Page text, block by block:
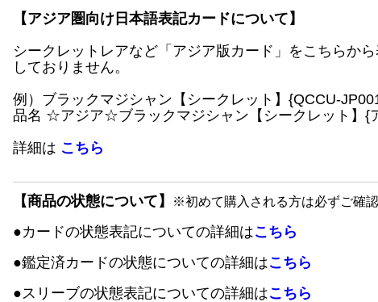
【アジア圏向け日本語表記カードについて】
シークレットレアなど「アジア版カード」をこちらか
しておりません。
例）ブラックマジシャン【シークレット】{QCCU-
品名 ☆アジア☆ブラックマジシャン【シークレット】{
詳細は こちら
【商品の状態について】 ※初めて購入される方は必ずご確認
●カードの状態表記についての詳細はこちら
●鑑定済カードの状態についての詳細はこちら
●スリーブの状態表記についての詳細はこちら